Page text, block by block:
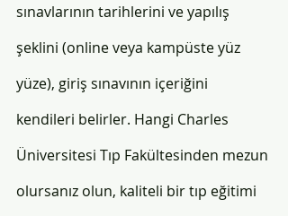
sınavlarının tarihlerini ve yapılış
şeklini (online veya kampüste yüz
yüze), giriş sınavının içeriğini
kendileri belirler. Hangi Charles
Üniversitesi Tıp Fakültesinden mezun
olursanız olun, kaliteli bir tıp eğitimi